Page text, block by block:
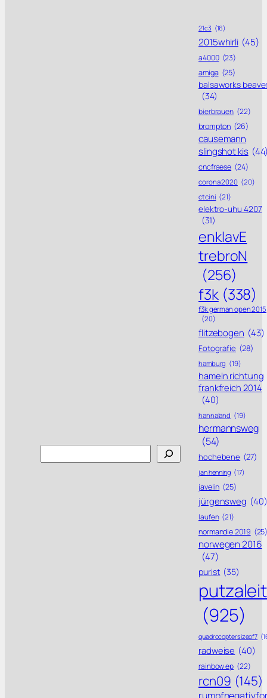
21c3 (16)
2015whirli (45)
a4000 (23)
amiga (25)
balsaworks
(34)
bierbrauen (22)
brompton (26)
causemann
slingshot kis
cncfraese (24)
corona 2020 (20)
ctcini (21)
elektro-uhu 4207
(31)
enklavE
trebroN
(256)
f3k (338)
f3k german open 2015
(20)
flitzebogen (43)
Fotografie (28)
hamburg (19)
hameln richtung
frankfreich 2014
(40)
hannaland (19)
hermannsweg
(54)
hochebene (27)
jan henning (17)
javelin (25)
jürgensweg (40)
laufen (21)
normandie 2019
norwegen 2016
(47)
purist (35)
putzaleit
(925)
quadrocoptersizeof7
radweise (40)
rainbow ep (22)
rcn09 (145)